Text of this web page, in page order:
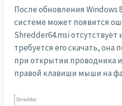
После обновления Windows
системе может появится
Shredder64.msi отсутствует
требуется его скачать, она
при открытии проводника
правой клавиши мыши на